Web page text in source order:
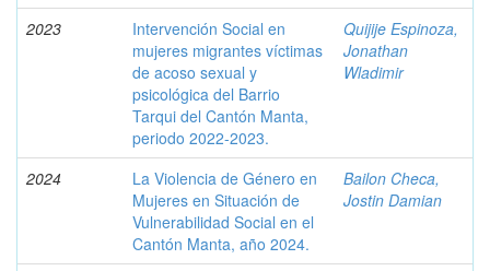
2023
Intervención Social en
mujeres migrantes víctimas
de acoso sexual y
psicológica del Barrio
Tarqui del Cantón Manta,
periodo 2022-2023.
Quijije Espinoza,
Jonathan
Wladimir
2024
La Violencia de Género en
Mujeres en Situación de
Vulnerabilidad Social en el
Cantón Manta, año 2024.
Bailon Checa,
Jostin Damian